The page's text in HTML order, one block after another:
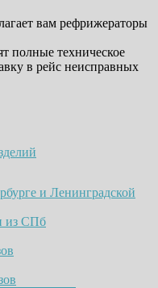
вам рефрижераторы
полные техническое
в рейс неисправных
и Ленинградской
из СПб